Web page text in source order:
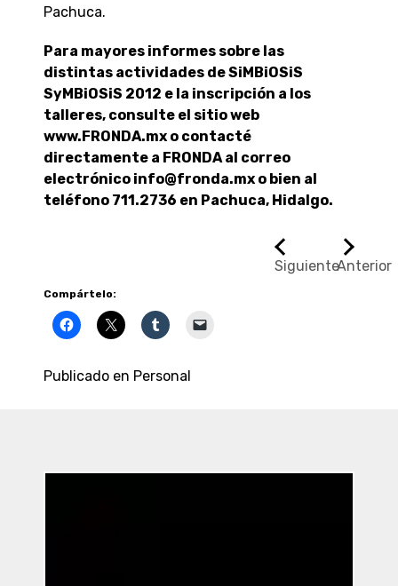
Pachuca.
Para mayores informes sobre las
distintas actividades de SiMBiOSiS
SyMBiOSiS 2012 e la inscripción a los
talleres, consulte el sitio web
www.FRONDA.mx o contacté
directamente a FRONDA al correo
electrónico info@fronda.mx o bien al
teléfono 711.2736 en Pachuca, Hidalgo.
Anterior
Siguiente
Compártelo:
Publicado en Personal
Recientes